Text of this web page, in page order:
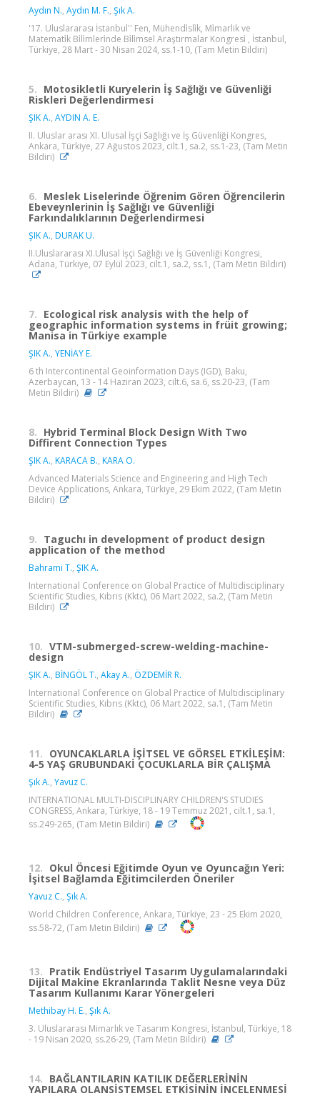
Aydın N., Aydın M. F., Şık A.
'17. Uluslararası İstanbul'' Fen, Mühendi̇sli̇k, Mi̇marlik ve
Matemati̇k Bi̇li̇mleri̇nde Bi̇li̇msel Araştırmalar Kongresi̇ , İstanbul,
Türkiye, 28 Mart - 30 Nisan 2024, ss.1-10, (Tam Metin Bildiri)
5. Motosikletli Kuryelerin İş Sağlığı ve Güvenliği
Riskleri Değerlendirmesi
ŞIK A., AYDIN A. E.
II. Uluslar arası XI. Ulusal İşçi Sağlığı ve İş Güvenliği Kongres,
Ankara, Türkiye, 27 Ağustos 2023, cilt.1, sa.2, ss.1-23, (Tam Metin
Bildiri)
6. Meslek Liselerinde Öğrenim Gören Öğrencilerin
Ebeveynlerinin İş Sağlığı ve Güvenliği
Farkındalıklarının Değerlendirmesi
ŞIK A., DURAK U.
II.Uluslararası XI.Ulusal İşçi Sağlığı ve İş Güvenliği Kongresi,
Adana, Türkiye, 07 Eylül 2023, cilt.1, sa.2, ss.1, (Tam Metin Bildiri)
7. Ecological risk analysis with the help of
geographic information systems in früit growing;
Manisa in Türkiye example
ŞIK A., YENİAY E.
6 th Intercontinental Geoinformation Days (IGD), Baku,
Azerbaycan, 13 - 14 Haziran 2023, cilt.6, sa.6, ss.20-23, (Tam
Metin Bildiri)
8. Hybrid Terminal Block Design With Two
Diffirent Connection Types
ŞIK A., KARACA B., KARA O.
Advanced Materials Science and Engineering and High Tech
Device Applications, Ankara, Türkiye, 29 Ekim 2022, (Tam Metin
Bildiri)
9. Taguchı in development of product design
application of the method
Bahrami T., ŞIK A.
International Conference on Global Practice of Multidisciplinary
Scientific Studies, Kıbrıs (Kktc), 06 Mart 2022, sa.2, (Tam Metin
Bildiri)
10. VTM-submerged-screw-welding-machine-
design
ŞIK A., BİNGÖL T., Akay A., ÖZDEMİR R.
International Conference on Global Practice of Multidisciplinary
Scientific Studies, Kıbrıs (Kktc), 06 Mart 2022, sa.1, (Tam Metin
Bildiri)
11. OYUNCAKLARLA İŞİTSEL VE GÖRSEL ETKİLEŞİM:
4-5 YAŞ GRUBUNDAKİ ÇOCUKLARLA BİR ÇALIŞMA
Şık A., Yavuz C.
INTERNATIONAL MULTI-DISCIPLINARY CHILDREN'S STUDIES
CONGRESS, Ankara, Türkiye, 18 - 19 Temmuz 2021, cilt.1, sa.1,
ss.249-265, (Tam Metin Bildiri)
12. Okul Öncesi Eğitimde Oyun ve Oyuncağın Yeri:
İşitsel Bağlamda Eğitimcilerden Öneriler
Yavuz C., Şık A.
World Children Conference, Ankara, Türkiye, 23 - 25 Ekim 2020,
ss.58-72, (Tam Metin Bildiri)
13. Pratik Endüstriyel Tasarım Uygulamalarındaki
Dijital Makine Ekranlarında Taklit Nesne veya Düz
Tasarım Kullanımı Karar Yönergeleri
Methibay H. E., Şık A.
3. Uluslararası Mimarlık ve Tasarım Kongresi, İstanbul, Türkiye, 18
- 19 Nisan 2020, ss.26-29, (Tam Metin Bildiri)
14. BAĞLANTILARIN KATILIK DEĞERLERİNİN
YAPILARA OLANSİSTEMSEL ETKİSİNİN İNCELENMESİ